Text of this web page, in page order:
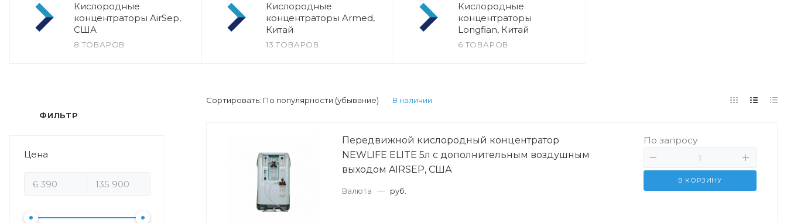
Кислородные
концентраторы AirSep,
США
8 ТОВАРОВ
Кислородные
концентраторы Armed,
Китай
13 ТОВАРОВ
Кислородные
концентраторы
Longfian, Китай
6 ТОВАРОВ
ФИЛЬТР
Цена
Сортировать: По популярности (убывание) В наличии
Передвижной кислородный концентратор
NEWLIFE ELITE 5л с дополнительным воздушным
выходом AIRSEP, США
Валюта — руб.
По запросу
В КОРЗИНУ